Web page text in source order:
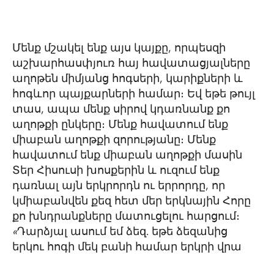
Մենք մշակել ենք այս կայքը, որպեսզի
աշխարհասփյուռ հայ հավատացյալները
աղոթեն միմյանց հոգսերի, կարիքների և
հոգևոր պայքարների համար։ Եվ եթե թույլ
տաս, ապա մենք սիրով կդառնանք քո
աղոթքի ընկերը։ Մենք հավատում ենք
միաբան աղոթքի զորությանը։ Մենք
հավատում ենք միաբան աղոթքի մասին
Տեր Հիսուսի խոսքերին և ուզում ենք
դառնալ այն երկրորդն ու երրորդը, որ
կմիաբանվեն քեզ հետ մեր երկնային Հորը
քո խնդրանքները մատուցելու հարցում։
«Դարձյալ ասում եմ ձեզ. եթե ձեզանից
երկու հոգի մեկ բանի համար երկրի վրա